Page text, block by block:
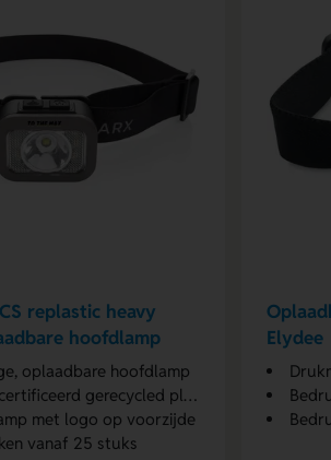
replastic heavy
hoofdlamp
oplaadbare hoofdlamp
gerecycled plastic
met logo op voorzijde
vanaf 25 stuks
Elydee